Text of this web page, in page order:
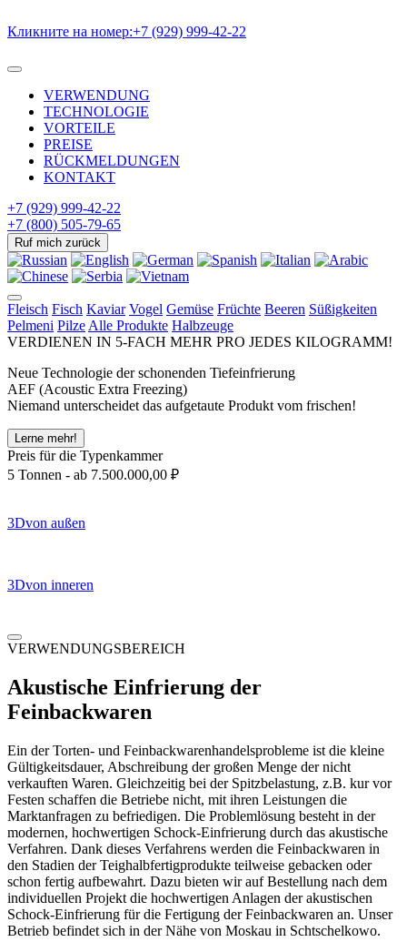
Кликните на номер:+7 (929) 999-42-22
VERWENDUNG
TECHNOLOGIE
VORTEILE
PREISE
RÜCKMELDUNGEN
KONTAKT
+7 (929) 999-42-22
+7 (800) 505-79-65
Ruf mich zurück
Fleisch Fisch Kaviar Vogel Gemüse Früchte Beeren Süßigkeiten
Pelmeni Pilze Alle Produkte Halbzeuge
VERDIENEN IN 5-FACH MEHR PRO JEDES KILOGRAMM!
Neue Technologie der schonenden Tiefeinfrierung
AEF (Acoustic Extra Freezing)
Niemand unterscheidet das aufgetaute Produkt vom frischen!
Lerne mehr!
Preis für die Typenkammer
5 Tonnen - ab 7.500.000,00 ₽
3Dvon außen
3Dvon inneren
VERWENDUNGSBEREICH
Akustische Einfrierung der
Feinbackwaren
Ein der Torten- und Feinbackwarenhandelsprobleme ist die kleine
Gültigkeitsdauer, Abschreibung der großen Menge der nicht
verkauften Waren. Gleichzeitig bei der Spitzbelastung, z.B. kur vor
Festen schaffen die Betriebe nicht, mit ihren Leistungen die
Marktanfragen zu befriedigen. Die Problemlösung besteht in der
modernen, hochwertigen Schock-Einfrierung durch das akustische
Verfahren. Dank dieses Verfahrens werden die Feinbackwaren in
den Stadien der Teighalbfertigprodukte teilweise gebacken oder
schon fertig aufbewahrt. Dazu bieten wir auf Bestellung nach dem
individuellen Projekt die hochwertigen Anlagen der akustischen
Schock-Einfrierung für die Fertigung der Feinbackwaren an. Unser
Betrieb befindet sich in der Nähe von Moskau in Schtschelkowo.